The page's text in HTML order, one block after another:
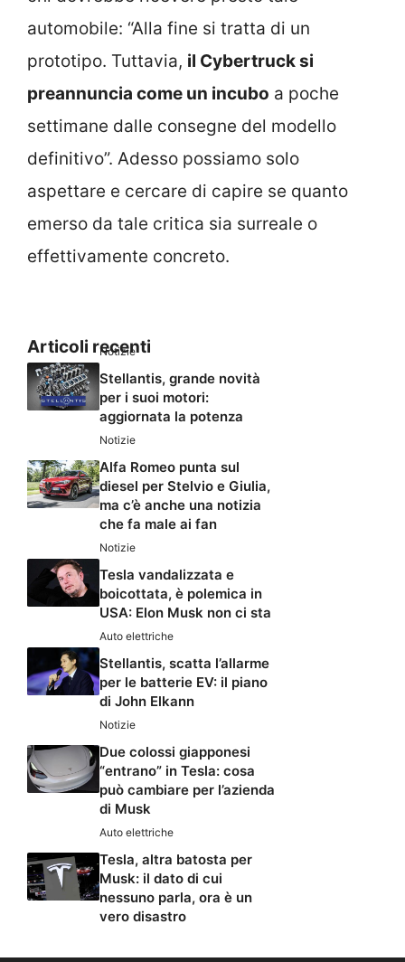
automobile: “Alla fine si tratta di un
prototipo. Tuttavia, il Cybertruck si
preannuncia come un incubo a poche
settimane dalle consegne del modello
definitivo”. Adesso possiamo solo
aspettare e cercare di capire se quanto
emerso da tale critica sia surreale o
effettivamente concreto.
Articoli recenti
Notizie
Stellantis, grande novità
per i suoi motori:
aggiornata la potenza
Notizie
Alfa Romeo punta sul
diesel per Stelvio e Giulia,
ma c’è anche una notizia
che fa male ai fan
Notizie
Tesla vandalizzata e
boicottata, è polemica in
USA: Elon Musk non ci sta
Auto elettriche
Stellantis, scatta l’allarme
per le batterie EV: il piano
di John Elkann
Notizie
Due colossi giapponesi
“entrano” in Tesla: cosa
può cambiare per l’azienda
di Musk
Auto elettriche
Tesla, altra batosta per
Musk: il dato di cui
nessuno parla, ora è un
vero disastro